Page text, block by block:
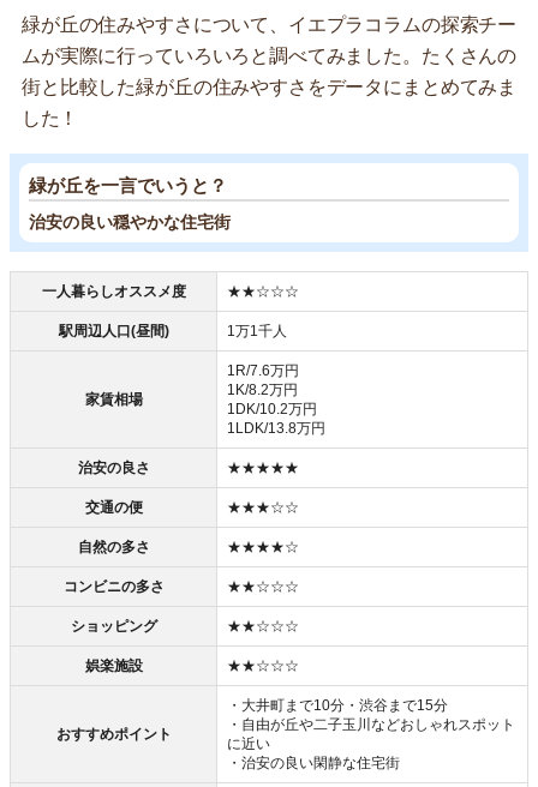
緑が丘の住みやすさについて、イエプラコラムの探索チー
ムが実際に行っていろいろと調べてみました。たくさんの
街と比較した緑が丘の住みやすさをデータにまとめてみま
した！
緑が丘を一言でいうと？
治安の良い穏やかな住宅街
一人暮らしオススメ度 ★★☆☆☆
駅周辺人口(昼間) 1万1千人
家賃相場
1R/7.6万円
1K/8.2万円
1DK/10.2万円
1LDK/13.8万円
治安の良さ ★★★★★
交通の便 ★★★☆☆
自然の多さ ★★★★☆
コンビニの多さ ★★☆☆☆
ショッピング ★★☆☆☆
娯楽施設 ★★☆☆☆
おすすめポイント
・大井町まで10分・渋谷まで15分
・自由が丘や二子玉川などおしゃれスポット
に近い
・治安の良い閑静な住宅街